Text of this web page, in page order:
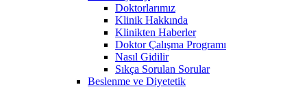
Doktorlarımız
Klinik Hakkında
Klinikten Haberler
Doktor Çalışma Programı
Nasıl Gidilir
Sıkça Sorulan Sorular
Beslenme ve Diyetetik